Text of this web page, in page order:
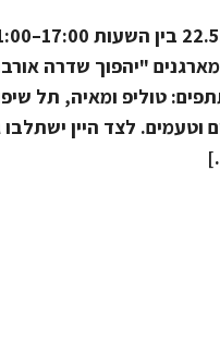
"יהפוך שדרה
טוליפ ומאיה, תל
וטעמים. לצד היין